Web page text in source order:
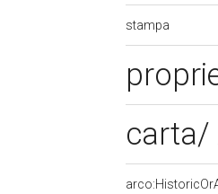
stampa
carta/